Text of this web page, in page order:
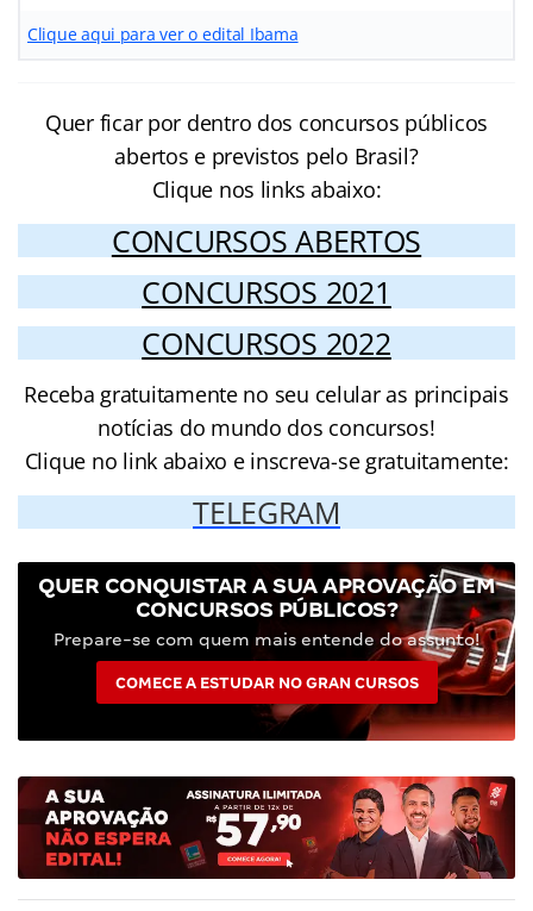
Clique aqui para ver o edital Ibama
Quer ficar por dentro dos concursos públicos
abertos e previstos pelo Brasil?
Clique nos links abaixo:
CONCURSOS ABERTOS
CONCURSOS 2021
CONCURSOS 2022
Receba gratuitamente no seu celular as principais
notícias do mundo dos concursos!
Clique no link abaixo e inscreva-se gratuitamente:
TELEGRAM
QUER CONQUISTAR A SUA APROVAÇÃO EM
CONCURSOS PÚBLICOS?
Prepare-se com quem mais entende do assunto!
COMECE A ESTUDAR NO GRAN CURSOS